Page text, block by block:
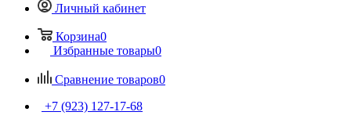
Личный кабинет
Корзина0
Избранные товары0
Сравнение товаров0
+7 (923) 127-17-68